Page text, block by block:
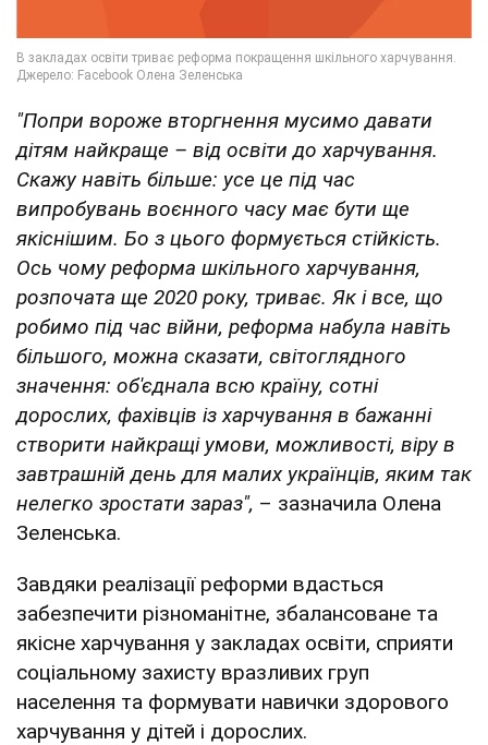
"Попри вороже вторгнення мусимо давати
дітям найкраще – від освіти до харчування.
Скажу навіть більше: усе це під час
випробувань воєнного часу має бути ще
якіснішим. Бо з цього формується стійкість.
Ось чому реформа шкільного харчування,
розпочата ще 2020 року, триває. Як і все, що
робимо під час війни, реформа набула навіть
більшого, можна сказати, світоглядного
значення: об'єднала всю країну, сотні
дорослих, фахівців із харчування в бажанні
створити найкращі умови, можливості, віру в
завтрашній день для малих українців, яким так
нелегко зростати зараз", – зазначила Олена
Зеленська.
Завдяки реалізації реформи вдасться
забезпечити різноманітне, збалансоване та
якісне харчування у закладах освіти, сприяти
соціальному захисту вразливих груп
населення та формувати навички здорового
харчування у дітей і дорослих.